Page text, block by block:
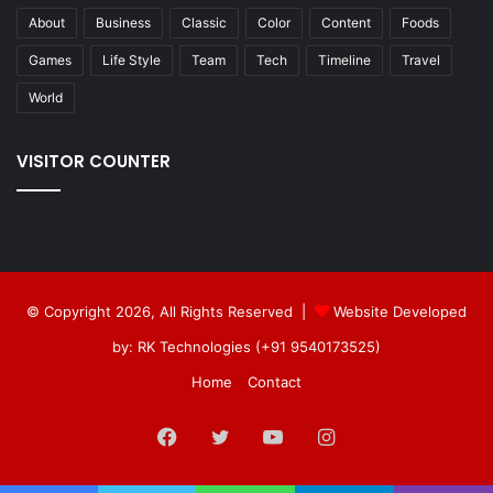
About Business Classic Color Content Foods
Games Life Style Team Tech Timeline Travel
World
VISITOR COUNTER
© Copyright 2026, All Rights Reserved |
Website Developed
by: RK Technologies (+91 9540173525)
Home
Contact
Facebook
TwitterYouTubeInstagram